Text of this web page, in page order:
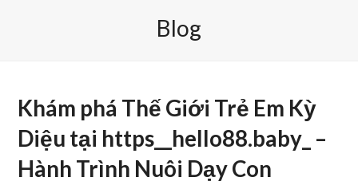
Blog
Khám phá Thế Giới Trẻ Em Kỳ
Diệu tại https__hello88.baby_ –
Hành Trình Nuôi Dạy Con